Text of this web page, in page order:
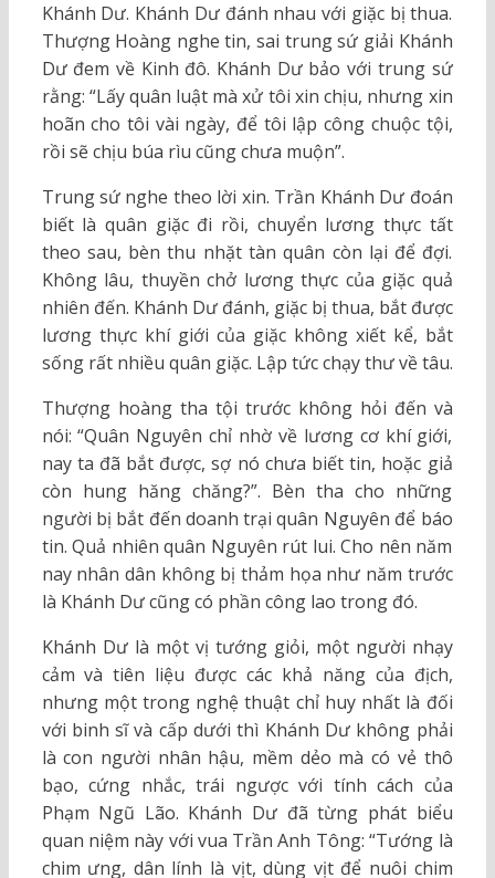
Khánh Dư. Khánh Dư đánh nhau với giặc bị thua.
Thượng Hoàng nghe tin, sai trung sứ giải Khánh
Dư đem về Kinh đô. Khánh Dư bảo với trung sứ
rằng: “Lấy quân luật mà xử tôi xin chịu, nhưng xin
hoãn cho tôi vài ngày, để tôi lập công chuộc tội,
rồi sẽ chịu búa rìu cũng chưa muộn”.
Trung sứ nghe theo lời xin. Trần Khánh Dư đoán
biết là quân giặc đi rồi, chuyển lương thực tất
theo sau, bèn thu nhặt tàn quân còn lại để đợi.
Không lâu, thuyền chở lương thực của giặc quả
nhiên đến. Khánh Dư đánh, giặc bị thua, bắt được
lương thực khí giới của giặc không xiết kể, bắt
sống rất nhiều quân giặc. Lập tức chạy thư về tâu.
Thượng hoàng tha tội trước không hỏi đến và
nói: “Quân Nguyên chỉ nhờ về lương cơ khí giới,
nay ta đã bắt được, sợ nó chưa biết tin, hoặc giả
còn hung hăng chăng?”. Bèn tha cho những
người bị bắt đến doanh trại quân Nguyên để báo
tin. Quả nhiên quân Nguyên rút lui. Cho nên năm
nay nhân dân không bị thảm họa như năm trước
là Khánh Dư cũng có phần công lao trong đó.
Khánh Dư là một vị tướng giỏi, một người nhạy
cảm và tiên liệu được các khả năng của địch,
nhưng một trong nghệ thuật chỉ huy nhất là đối
với binh sĩ và cấp dưới thì Khánh Dư không phải
là con người nhân hậu, mềm dẻo mà có vẻ thô
bạo, cứng nhắc, trái ngược với tính cách của
Phạm Ngũ Lão. Khánh Dư đã từng phát biểu
quan niệm này với vua Trần Anh Tông: “Tướng là
chim ưng, dân lính là vịt, dùng vịt để nuôi chim